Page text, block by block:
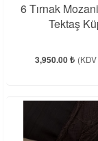
6 Tırnak
Tektaş
3,950.00 ₺